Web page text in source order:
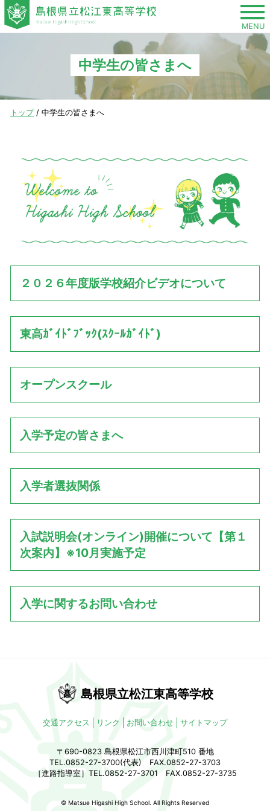
このページの本文へ
MENU
中学生の皆さまへ
現
トップ/ 中学生の皆さまへ
２０２６年度版学校紹介ビデオについて
東高ｶﾞｲﾄﾞﾌﾞｯｸ(ｽｸｰﾙｶﾞｲﾄﾞ)
オープンスクール
入学予定の皆さまへ
入学者選抜関係
入試説明会(オンライン)開催について【第１
次案内】※10月実施予定
入学に関するお問い合わせ
島根県立松江東高等学校
交通アクセス リンク お問い合わせ サイトマップ
〒690-0823 島根県松江市西川津町510 番地
TEL.0852-27-3700(代表) FAX.0852-27-3703
［進路指導室］TEL.0852-27-3701 FAX.0852-27-3735
© Matsue Higashi High School. All Rights Reserved